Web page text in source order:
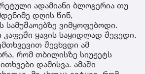
ადამიანი ბლოგერია თუ
დღის წინ,
სამუშაოებზე ვიმყოფებოდი.
ყავის საყიდლად შევედი.
შევხვდი ამ
რომ თბილისზე სიუჟეტს
დამისვა. ამაში